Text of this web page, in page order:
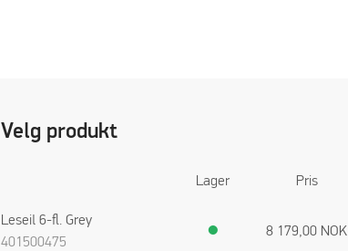
Velg produkt
Lager Pris
Leseil 6-fl. Grey
401500475
● 8 179,00 NOK